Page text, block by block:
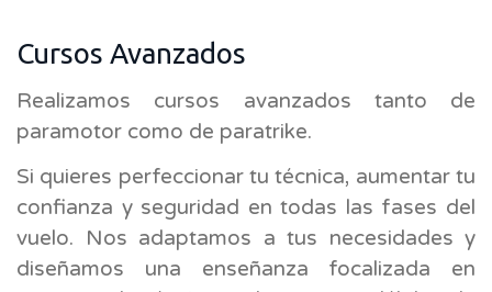
Cursos Avanzados
Realizamos cursos avanzados tanto de
paramotor como de paratrike.
Si quieres perfeccionar tu técnica, aumentar tu
confianza y seguridad en todas las fases del
vuelo. Nos adaptamos a tus necesidades y
diseñamos una enseñanza focalizada en